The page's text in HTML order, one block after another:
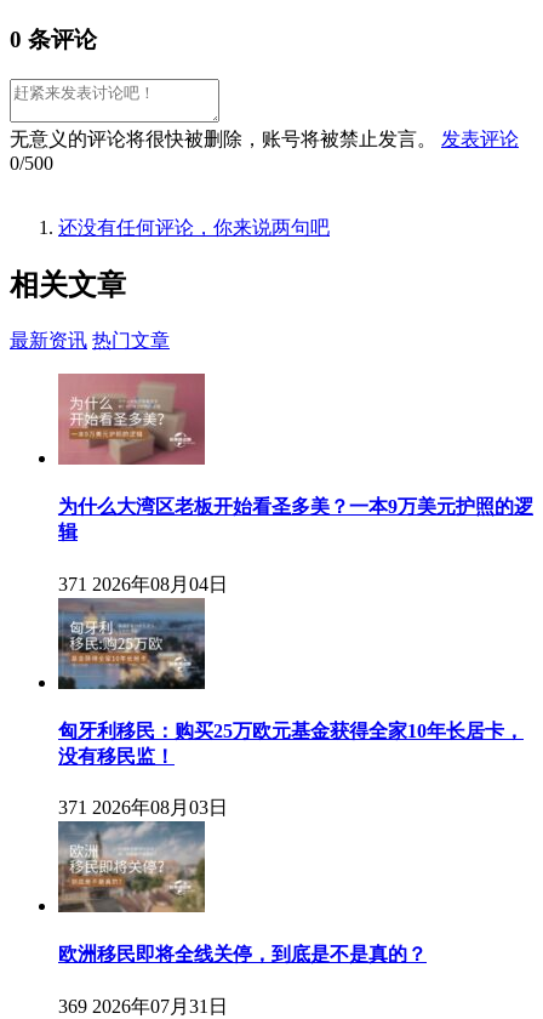
0 条评论
无意义的评论将很快被删除，账号将被禁止发言。
发表评论
0/500
还没有任何评论，你来说两句吧
相关文章
最新资讯 热门文章
为什么大湾区老板开始看圣多美？一本9万美元护照的逻
辑
371 2026年08月04日
匈牙利移民：购买25万欧元基金获得全家10年长居卡，
没有移民监！
371 2026年08月03日
欧洲移民即将全线关停，到底是不是真的？
369 2026年07月31日